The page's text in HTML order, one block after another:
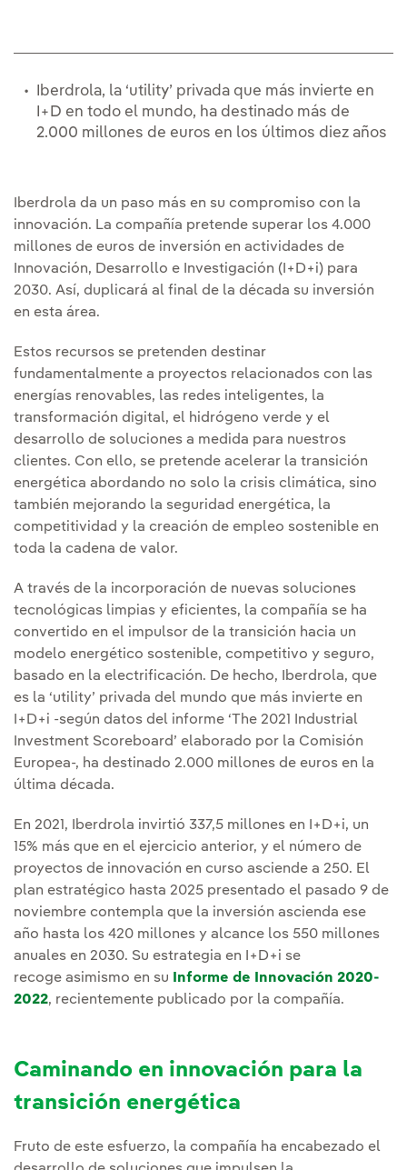
Iberdrola, la ‘utility’ privada que más invierte en
I+D en todo el mundo, ha destinado más de
2.000 millones de euros en los últimos diez años
Iberdrola da un paso más en su compromiso con la
innovación. La compañía pretende superar los 4.000
millones de euros de inversión en actividades de
Innovación, Desarrollo e Investigación (I+D+i) para
2030. Así, duplicará al final de la década su inversión
en esta área.
Estos recursos se pretenden destinar
fundamentalmente a proyectos relacionados con las
energías renovables, las redes inteligentes, la
transformación digital, el hidrógeno verde y el
desarrollo de soluciones a medida para nuestros
clientes. Con ello, se pretende acelerar la transición
energética abordando no solo la crisis climática, sino
también mejorando la seguridad energética, la
competitividad y la creación de empleo sostenible en
toda la cadena de valor.
A través de la incorporación de nuevas soluciones
tecnológicas limpias y eficientes, la compañía se ha
convertido en el impulsor de la transición hacia un
modelo energético sostenible, competitivo y seguro,
basado en la electrificación. De hecho, Iberdrola, que
es la ‘utility’ privada del mundo que más invierte en
I+D+i -según datos del informe ‘The 2021 Industrial
Investment Scoreboard’ elaborado por la Comisión
Europea-, ha destinado 2.000 millones de euros en la
última década.
En 2021, Iberdrola invirtió 337,5 millones en I+D+i, un
15% más que en el ejercicio anterior, y el número de
proyectos de innovación en curso asciende a 250. El
plan estratégico hasta 2025 presentado el pasado 9 de
noviembre contempla que la inversión ascienda ese
año hasta los 420 millones y alcance los 550 millones
anuales en 2030. Su estrategia en I+D+i se
recoge asimismo en su
Informe de Innovación 2020-
2022, recientemente publicado por la compañía.
Caminando en innovación para la
transición energética
Fruto de este esfuerzo, la compañía ha encabezado el